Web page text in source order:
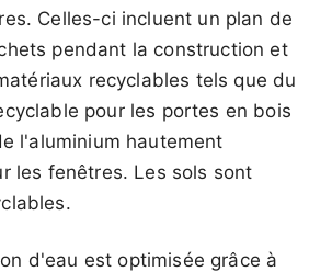
Celles-ci incluent un plan de
pendant la construction et
recyclables tels que du
pour les portes en bois
l'aluminium hautement
les fenêtres. Les sols sont
d'eau est optimisée grâce à